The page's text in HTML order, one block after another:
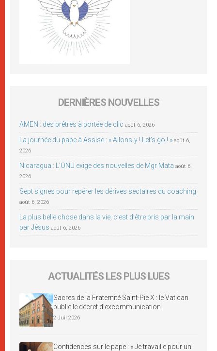
DERNIÈRES NOUVELLES
AMEN : des prêtres à portée de clic août 6, 2026
La journée du pape à Assise : « Allons-y ! Let’s go ! » août 6,
2026
Nicaragua : L’ONU exige des nouvelles de Mgr Mata août 6,
2026
Sept signes pour repérer les dérives sectaires du coaching
août 6, 2026
La plus belle chose dans la vie, c’est d’être pris par la main
par Jésus août 6, 2026
ACTUALITÉS LES PLUS LUES
Sacres de la Fraternité Saint-Pie X : le Vatican
publie le décret d’excommunication
2 Juil 2026
Confidences sur le pape : « Je travaille pour un